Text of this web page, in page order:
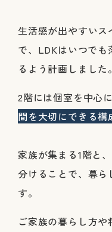
生活感が出やすいス
で、LDKはいつでも
るよう計画しました。
2階には個室を中心に
間を大切にできる構
家族が集まる1階と
分けることで、暮ら
す。
ご家族の暮らし方や